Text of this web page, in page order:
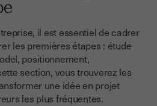
il est essentiel de cadrer
les premières étapes : étude
positionnement,
section, vous trouverez les
une idée en projet
les plus fréquentes.